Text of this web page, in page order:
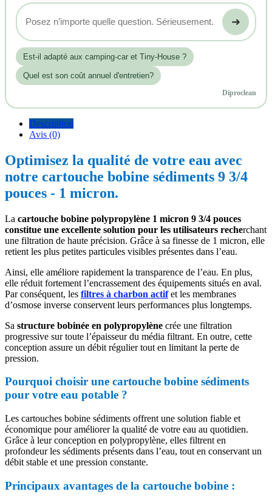
➜
Est‑il adapté aux camping-car et Tiny-House ?
Quel est son coût annuel d'entretien?
Diproclean
Description
Avis (0)
Optimisez la qualité de votre eau avec
notre cartouche bobine sédiments 9 3/4
pouces - 1 micron.
La cartouche bobine polypropylène 1 micron 9 3/4 pouces
constitue une excellente solution pour les utilisateurs recherchant
une filtration de haute précision. Grâce à sa finesse de 1 micron, elle
retient les plus petites particules visibles présentes dans l’eau.
Ainsi, elle améliore rapidement la transparence de l’eau. En plus,
elle réduit fortement l’encrassement des équipements situés en aval.
Par conséquent, les filtres à charbon actifet les membranes
d’osmose inverse conservent leurs performances plus longtemps.
Sa structure bobinée en polypropylène crée une filtration
progressive sur toute l’épaisseur du média filtrant. En outre, cette
conception assure un débit régulier tout en limitant la perte de
pression.
Pourquoi choisir une cartouche bobine sédiments
pour votre eau potable ?
Les cartouches bobine sédiments offrent une solution fiable et
économique pour améliorer la qualité de votre eau au quotidien.
Grâce à leur conception en polypropylène, elles filtrent en
profondeur les sédiments présents dans l’eau, tout en conservant un
débit stable et une pression constante.
Principaux avantages de la cartouche bobine :